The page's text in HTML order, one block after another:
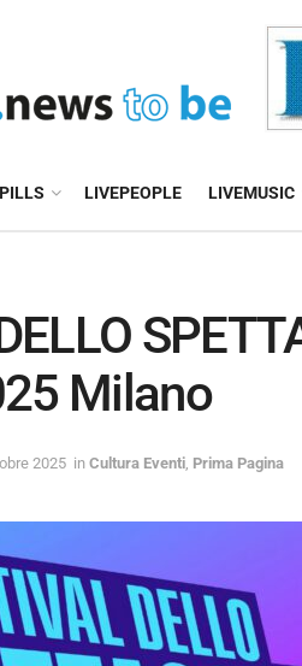
LIVEPEOPLE LIVEMUSIC
Milano
2025 in Cultura Eventi Prima Pagina